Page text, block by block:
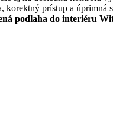
prístup a
podlaha do interiéru